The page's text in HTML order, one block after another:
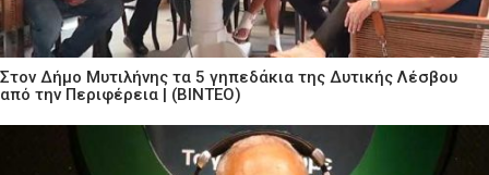
Στον Δήμο Μυτιλήνης τα 5 γηπεδάκια της Δυτικής Λέσβου
από την Περιφέρεια | (ΒΙΝΤΕΟ)